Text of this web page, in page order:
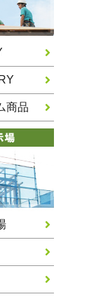
商品